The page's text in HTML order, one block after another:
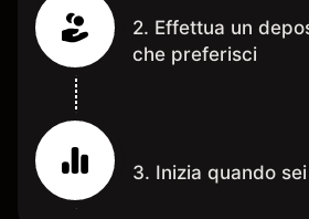
2. Effettua un
che preferisci
3. Inizia quando